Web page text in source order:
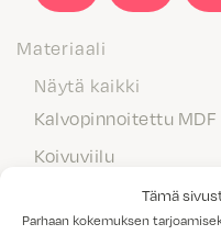
Tämä
Parhaan kokemuksen
Materiaali
Näytä kaikki
Kalvopinnoitettu MDF
Koivuviilu
Maalattu MDF